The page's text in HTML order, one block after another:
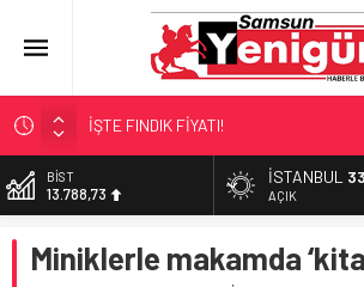
İŞTE FINDIK FİYATI!
SAMSUNSPOR’DA TRANSFER!
ALAÇAM’A ‘DEV’ YATIRIM!
‘BAFRA’YA YATIRIM YAPIN!’
DOLAR
47,5954
55,0690
İSTANBUL
AÇIK
Miniklerle makamda